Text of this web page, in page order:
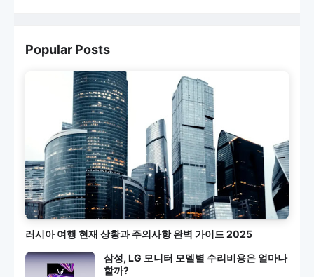
Popular Posts
러시아 여행 현재 상황과 주의사항 완벽 가이드 2025
삼성, LG 모니터 모델별 수리비용은 얼마나
할까?